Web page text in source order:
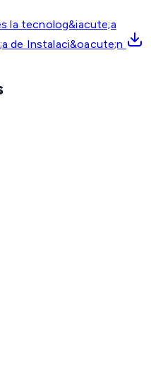
la tecnolog&iacute;a
de Instalaci&oacute;n